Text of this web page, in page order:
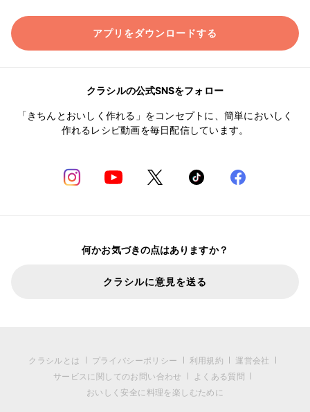
アプリをダウンロードする
クラシルの公式SNSをフォロー
「きちんとおいしく作れる」をコンセプトに、簡単においしく
作れるレシピ動画を毎日配信しています。
何かお気づきの点はありますか？
クラシルに意見を送る
クラシルとは プライバシーポリシー 利用規約
運営会社
サービスに関してのお問い合わせ
よくある質問
おいしく安全に料理を楽しむために